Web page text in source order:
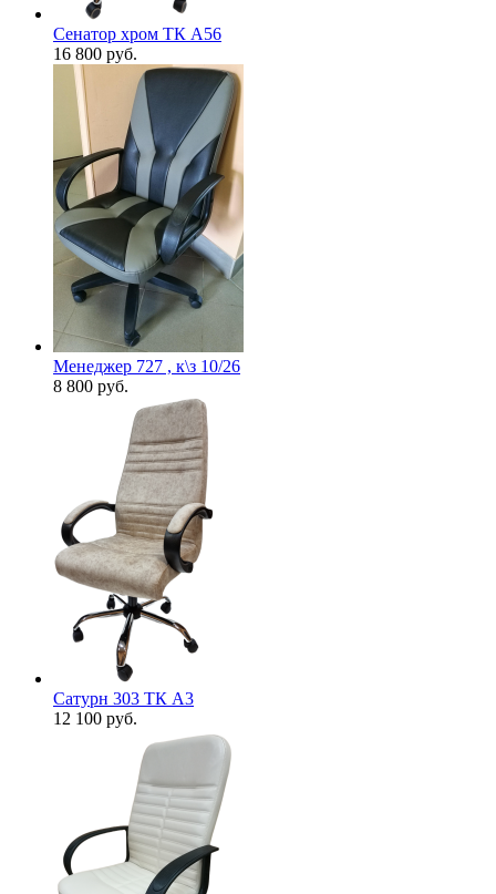
Сенатор хром ТК А56
16 800 руб.
Менеджер 727 , к\з 10/26
8 800 руб.
Сатурн 303 ТК А3
12 100 руб.